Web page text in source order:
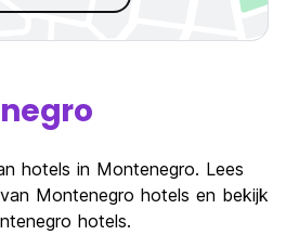
hotels in Montenegro. Lees
Montenegro hotels en bekijk
hotels.